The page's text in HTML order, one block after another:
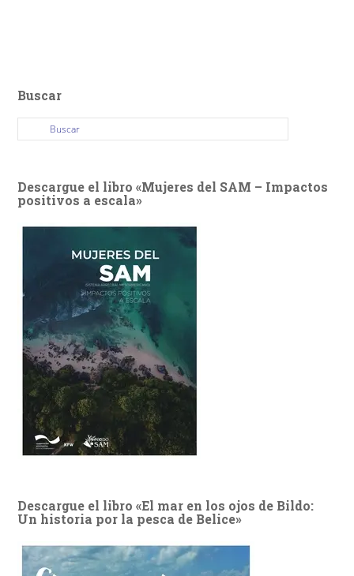
Buscar
Descargue el libro «Mujeres del SAM – Impactos
positivos a escala»
Descargue el libro «El mar en los ojos de Bildo:
Un historia por la pesca de Belice»